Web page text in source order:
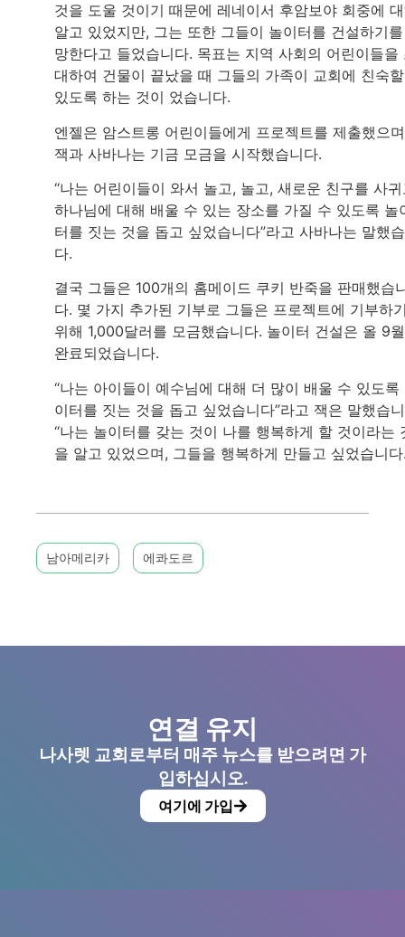
것을 도울 것이기 때문에 레네이서 후암보야 회중에
알고 있었지만, 그는 또한 그들이 놀이터를 건설하기
망한다고 들었습니다. 목표는 지역 사회의 어린이들을
대하여 건물이 끝났을 때 그들의 가족이 교회에 친숙
있도록 하는 것이 었습니다.
엔젤은 암스트롱 어린이들에게 프로젝트를 제출했으
잭과 사바나는 기금 모금을 시작했습니다.
“나는 어린이들이 와서 놀고, 놀고, 새로운 친구를 사
하나님에 대해 배울 수 있는 장소를 가질 수 있도록 놀
터를 짓는 것을 돕고 싶었습니다”라고 사바나는 말했
다.
결국 그들은 100개의 홈메이드 쿠키 반죽을 판매했습
다. 몇 가지 추가된 기부로 그들은 프로젝트에 기부하
위해 1,000달러를 모금했습니다. 놀이터 건설은 올 9
완료되었습니다.
“나는 아이들이 예수님에 대해 더 많이 배울 수 있도록
이터를 짓는 것을 돕고 싶었습니다”라고 잭은 말했습
“나는 놀이터를 갖는 것이 나를 행복하게 할 것이라는
을 알고 있었으며, 그들을 행복하게 만들고 싶었습니다
남아메리카 에콰도르
연결 유지
나사렛 교회로부터 매주 뉴스를 받으려면 가
입하십시오.
여기에 가입